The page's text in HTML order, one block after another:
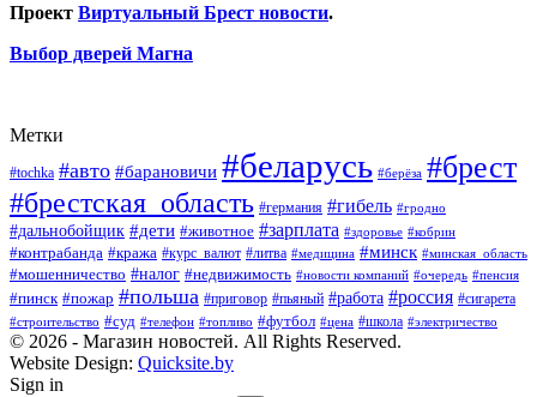
Проект Виртуальный Брест новости.
Выбор дверей Магна
Метки
#tochka #авто #барановичи #беларусь #берёза #брест
#брестская_область #германия #гибель #гродно
#дальнобойщик #дети #животное #зарплата #здоровье #кобрин
#контрабанда #кража #курс_валют #литва #медицина #минск #минская_область
#мошенничество #налог #недвижимость #новости компаний #очередь #пенсия
#пинск #пожар #польша #приговор #пьяный #работа #россия #сигарета
#строительство #суд #телефон #топливо #футбол #цена #школа #электричество
© 2026 - Магазин новостей. All Rights Reserved.
Website Design: Quicksite.by
Sign in